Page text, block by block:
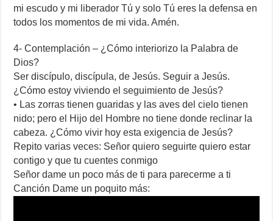
mi escudo y mi liberador Tú y solo Tú eres la defensa en
todos los momentos de mi vida. Amén.
4- Contemplación – ¿Cómo interiorizo la Palabra de
Dios?
Ser discípulo, discípula, de Jesús. Seguir a Jesús.
¿Cómo estoy viviendo el seguimiento de Jesús?
• Las zorras tienen guaridas y las aves del cielo tienen
nido; pero el Hijo del Hombre no tiene donde reclinar la
cabeza. ¿Cómo vivir hoy esta exigencia de Jesús?
Repito varias veces: Señor quiero seguirte quiero estar
contigo y que tu cuentes conmigo
Señor dame un poco más de ti para parecerme a ti
Canción Dame un poquito más: